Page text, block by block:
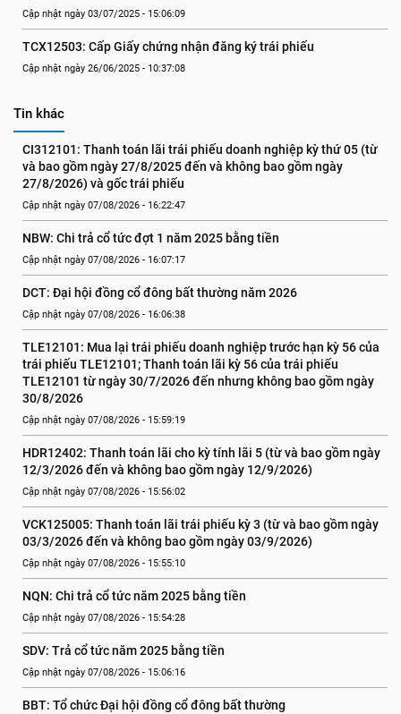
Cập nhật ngày 03/07/2025 - 15:06:09
TCX12503: Cấp Giấy chứng nhận đăng ký trái phiếu
Cập nhật ngày 26/06/2025 - 10:37:08
Tin khác
CI312101: Thanh toán lãi trái phiếu doanh nghiệp kỳ thứ 05 (từ
và bao gồm ngày 27/8/2025 đến và không bao gồm ngày
27/8/2026) và gốc trái phiếu
Cập nhật ngày 07/08/2026 - 16:22:47
NBW: Chi trả cổ tức đợt 1 năm 2025 bằng tiền
Cập nhật ngày 07/08/2026 - 16:07:17
DCT: Đại hội đồng cổ đông bất thường năm 2026
Cập nhật ngày 07/08/2026 - 16:06:38
TLE12101: Mua lại trái phiếu doanh nghiệp trước hạn kỳ 56 của
trái phiếu TLE12101; Thanh toán lãi kỳ 56 của trái phiếu
TLE12101 từ ngày 30/7/2026 đến nhưng không bao gồm ngày
30/8/2026
Cập nhật ngày 07/08/2026 - 15:59:19
HDR12402: Thanh toán lãi cho kỳ tính lãi 5 (từ và bao gồm ngày
12/3/2026 đến và không bao gồm ngày 12/9/2026)
Cập nhật ngày 07/08/2026 - 15:56:02
VCK125005: Thanh toán lãi trái phiếu kỳ 3 (từ và bao gồm ngày
03/3/2026 đến và không bao gồm ngày 03/9/2026)
Cập nhật ngày 07/08/2026 - 15:55:10
NQN: Chi trả cổ tức năm 2025 bằng tiền
Cập nhật ngày 07/08/2026 - 15:54:28
SDV: Trả cổ tức năm 2025 bằng tiền
Cập nhật ngày 07/08/2026 - 15:06:16
BBT: Tổ chức Đại hội đồng cổ đông bất thường